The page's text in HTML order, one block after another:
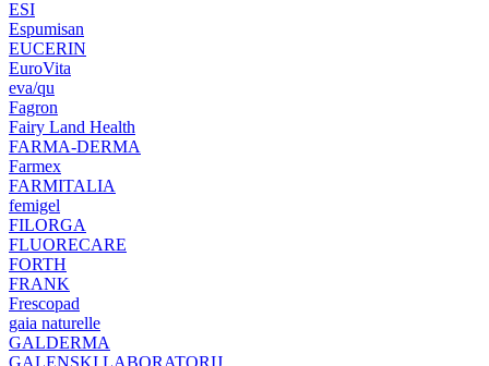
ESI
Espumisan
EUCERIN
EuroVita
eva/qu
Fagron
Fairy Land Health
FARMA-DERMA
Farmex
FARMITALIA
femigel
FILORGA
FLUORECARE
FORTH
FRANK
Frescopad
gaia naturelle
GALDERMA
GALENSKI LABORATORIJ